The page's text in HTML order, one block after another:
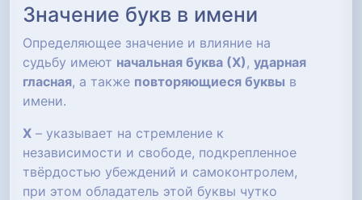
Значение букв в имени
Определяющее значение и влияние на
судьбу имеют начальная буква (Х), ударная
гласная, а также повторяющиеся буквы в
имени.
Х – указывает на стремление к
независимости и свободе, подкрепленное
твёрдостью убеждений и самоконтролем,
при этом обладатель этой буквы чутко